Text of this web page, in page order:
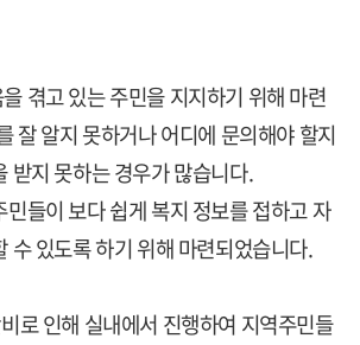
겪고 있는 주민을 지지하기 위해 마련
잘 알지 못하거나 어디에 문의해야 할지
받지 못하는 경우가 많습니다.
들이 보다 쉽게 복지 정보를 접하고 자
수 있도록 하기 위해 마련되었습니다.
로 인해 실내에서 진행하여 지역주민들